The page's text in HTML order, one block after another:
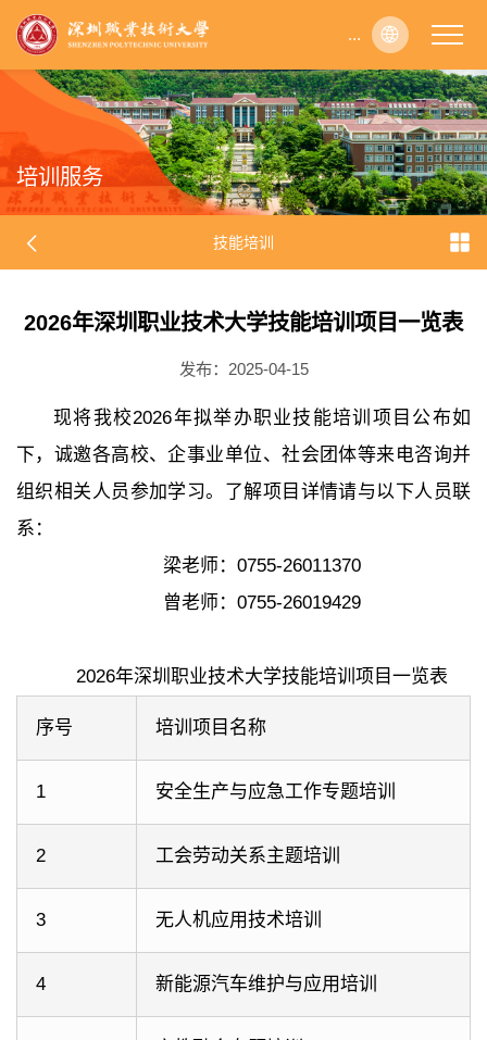
...
...
...
...
...
...
...
...
...
...
...
...
...
...
...
...
...
...
...
...
...
...
...
...
...
...
...
...
...
...
...
...
...
...
...
...
...
...
...
...
...
...
...
...
...
...
...
...
...
...
...
...
...
...
...
...
...
...
...
...
...
...
...
...
...
...
...
...
...
...
...
...
...
...
...
...
...
...
...
...
...
...
...
...
...
...
...
...
...
...
...
...
...
...
...
...
...
...
...
...
...
...
...
...
...
...
...
...
...
...
...
...
...
...
...
...
...
...
...
...
...
...
...
...
...
...
...
...
...
...
...
...
...
...
...
...
...
...
...
...
...
...
...
...
...
...